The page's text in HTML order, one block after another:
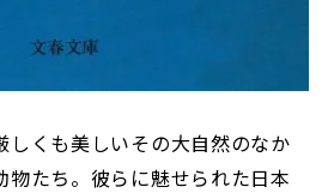
しくも美しいその大自然のなか
物たち。彼らに魅せられた日本